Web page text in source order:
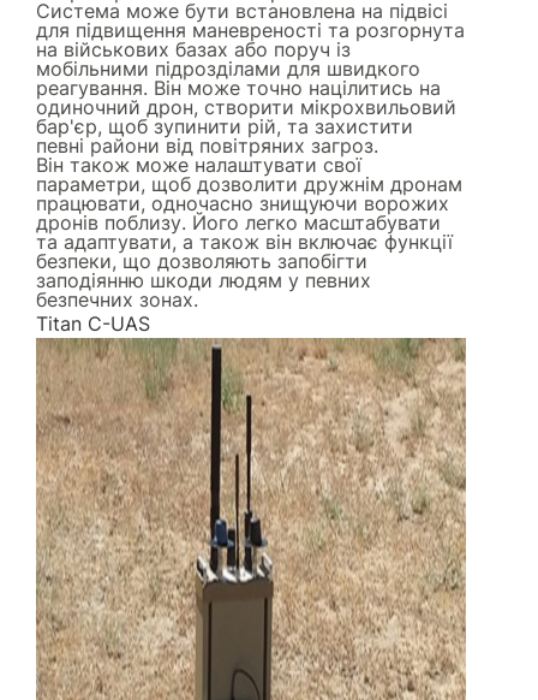
Система може бути встановлена на підвісі
для підвищення маневреності та розгорнута
на військових базах або поруч із
мобільними підрозділами для швидкого
реагування. Він може точно націлитись на
одиночний дрон, створити мікрохвильовий
бар'єр, щоб зупинити рій, та захистити
певні райони від повітряних загроз.
Він також може налаштувати свої
параметри, щоб дозволити дружнім дронам
працювати, одночасно знищуючи ворожих
дронів поблизу. Його легко масштабувати
та адаптувати, а також він включає функції
безпеки, що дозволяють запобігти
заподіянню шкоди людям у певних
безпечних зонах.
Titan C-UAS